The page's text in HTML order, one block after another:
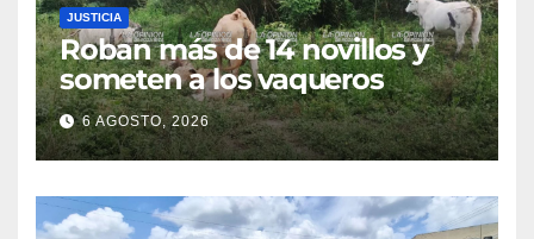
JUSTICIA
Roban más de 14 novillos y
someten a los vaqueros
6 AGOSTO, 2026